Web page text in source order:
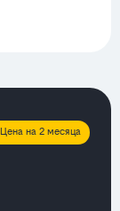
Цена на 2 месяца